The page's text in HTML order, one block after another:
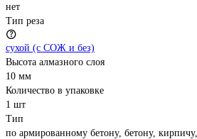
нет
Тип реза
сухой (с СОЖ и без)
Высота алмазного слоя
10 мм
Количество в упаковке
1 шт
Тип
по армированному бетону, бетону,